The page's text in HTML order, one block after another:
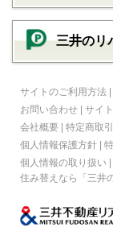
三井のリ
サイトのご利用方法 |
お問い合わせ | サイ
会社概要 | 特定商取
個人情報保護方針 |
個人情報の取り扱い |
住み替えなら
「三井